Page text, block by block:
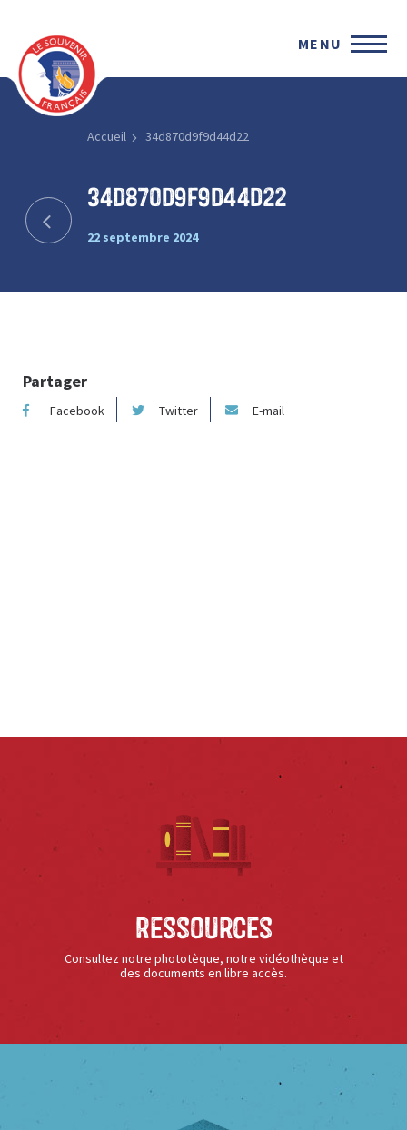
MENU
Accueil 34d870d9f9d44d22
34d870d9f9d44d22
22 septembre 2024
Partager
Facebook Twitter E-mail
Ressources
Consultez notre phototèque, notre vidéothèque et
des documents en libre accès.